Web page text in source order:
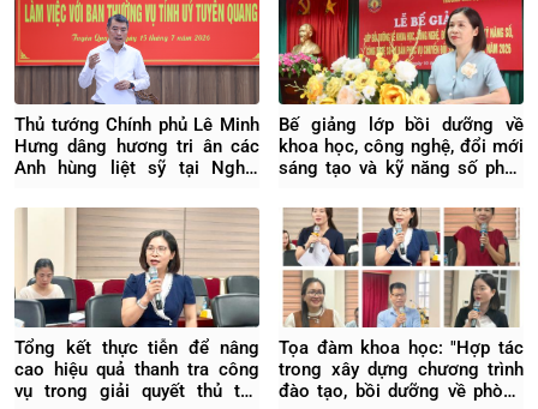
Thủ tướng Chính phủ Lê Minh
Hưng dâng hương tri ân các
Anh hùng liệt sỹ tại Nghĩa
Xuyên
Bế giảng lớp bồi dưỡng về
khoa học, công nghệ, đổi mới
sáng tạo và kỹ năng số phục
K2/2026
Tổng kết thực tiễn để nâng
cao hiệu quả thanh tra công
vụ trong giải quyết thủ tục
Tọa đàm khoa học: "Hợp tác
trong xây dựng chương trình
đào tạo, bồi dưỡng về phòng